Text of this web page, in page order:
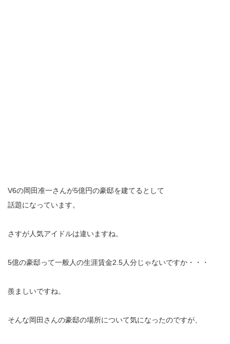
V6の岡田准一さんが5億円の豪邸を建てるとして
話題になっています。
さすが人気アイドルは違いますね。
5億の豪邸って一般人の生涯賃金2.5人分じゃないですか・・・
羨ましいですね。
そんな岡田さんの豪邸の場所について気になったのですが、